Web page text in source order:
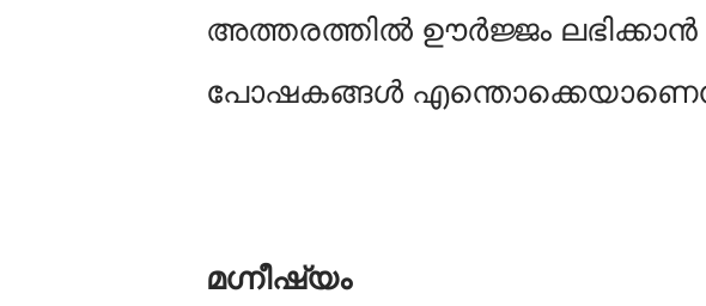
അത്തരത്തില്‍ ഊർജ്ജം ലഭിക്കാന്‍
പോഷകങ്ങള്‍
മഗ്നീഷ്യം